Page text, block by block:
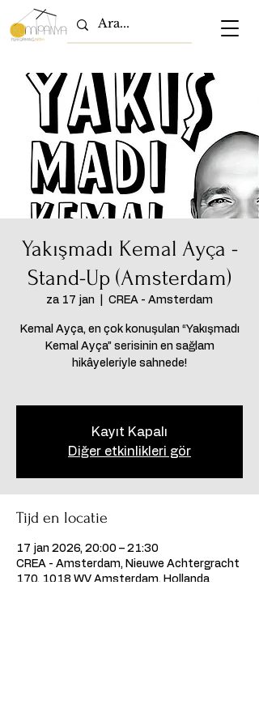
Yakışmadı Kemal Ayça -
Stand-Up (Amsterdam)
za 17 jan CREA - Amsterdam
Kemal Ayça, en çok konuşulan “Yakışmadı
Kemal Ayça” serisinin en sağlam
hikâyeleriyle sahnede!
Kayıt Kapalı
Diğer etkinlikleri gör
Tijd en locatie
17 jan 2026, 20:00 – 21:30
CREA - Amsterdam, Nieuwe Achtergracht
170, 1018 WV Amsterdam, Hollanda